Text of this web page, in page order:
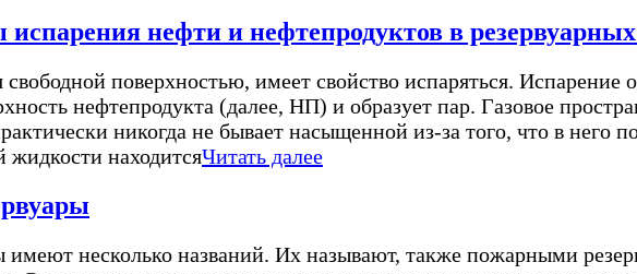
нефти и нефтепродуктов в
поверхностью, имеет свойство испаряться. Испарение
нефтепродукта (далее, НП) и образует пар. Газовое
никогда не бывает насыщенной из-за того, что в него
жидкости находитсяЧитать далее
имеют несколько названий. Их называют, также пожарными